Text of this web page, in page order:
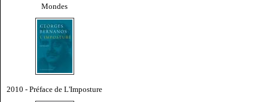
Mondes
2010 - Préface de L'Imposture